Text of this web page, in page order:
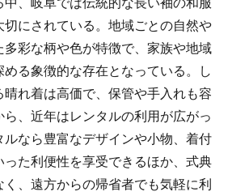
切にされている。地域ごとの自然や
多彩な柄や色が特徴で、家族や地域
る象徴的な存在となっている。し
晴れ着は高価で、保管や手入れも容
、近年はレンタルの利用が広がっ
ルなら豊富なデザインや小物、着付
った利便性を享受できるほか、式典
く、遠方からの帰省者でも気軽に利